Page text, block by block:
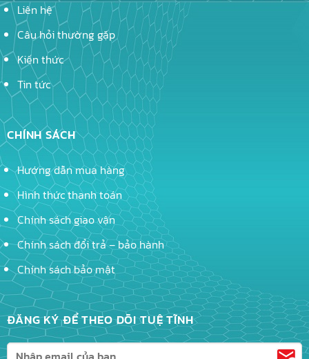
Liên hệ
Câu hỏi thường gặp
Kiến thức
Tin tức
CHÍNH SÁCH
Hướng dẫn mua hàng
Hình thức thanh toán
Chính sách giao vận
Chính sách đổi trả – bảo hành
Chính sách bảo mật
ĐĂNG KÝ ĐỂ THEO DÕI TUỆ TĨNH